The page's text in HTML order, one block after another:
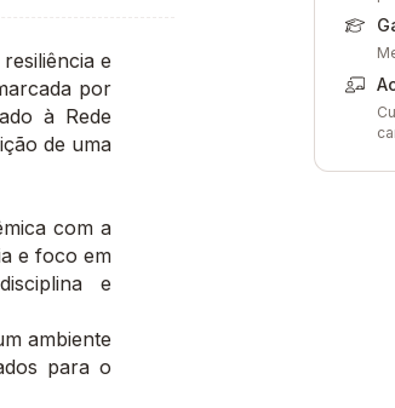
e
por
à Rede
de uma
com a
e foco em
e
ambiente
para o